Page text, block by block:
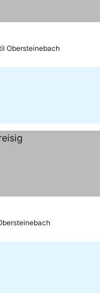
Obersteinebach